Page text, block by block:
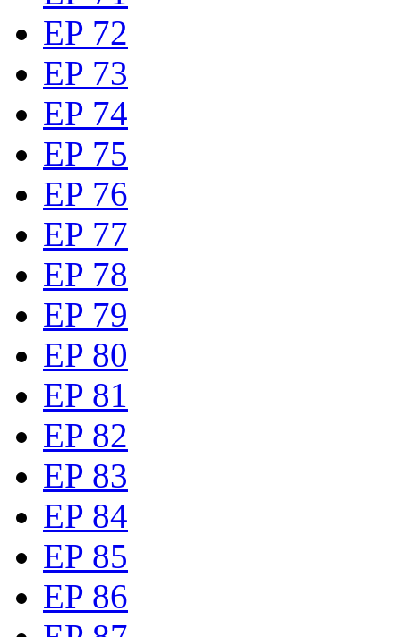
EP 72
EP 73
EP 74
EP 75
EP 76
EP 77
EP 78
EP 79
EP 80
EP 81
EP 82
EP 83
EP 84
EP 85
EP 86